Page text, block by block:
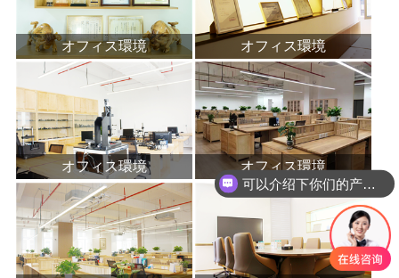
オフィス環境 オフィス環境
オフィス環境 オフィス環境
可以介绍下你们的产品么